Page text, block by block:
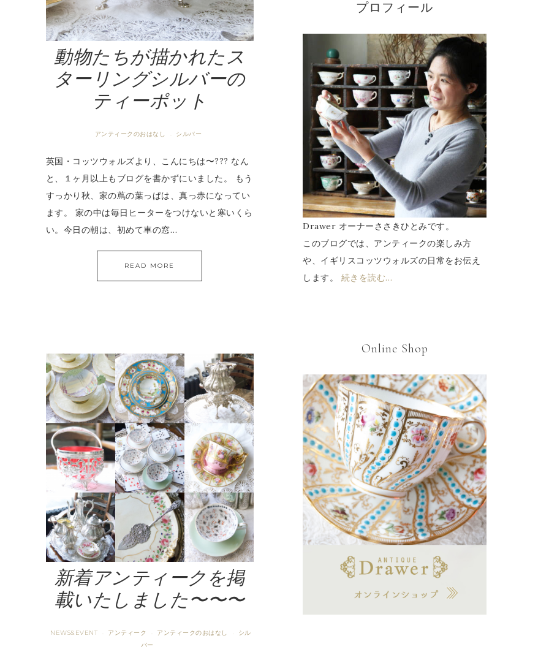
動物たちが描かれたス
ターリングシルバーの
ティーポット
アンティークのおはなし · シルバー
英国・コッツウォルズより、こんにちは〜??? なん
と、１ヶ月以上もブログを書かずにいました。 もう
すっかり秋、家の蔦の葉っぱは、真っ赤になってい
ます。 家の中は毎日ヒーターをつけないと寒いくら
い。今日の朝は、初めて車の窓…
READ MORE
新着アンティークを掲
載いたしました〜〜〜
NEWS&EVENT · アンティーク · アンティークのおはなし ·
シル
バー
プロフィール
Drawer オーナーささきひとみです。
このブログでは、アンティークの楽しみ方
や、イギリスコッツウォルズの日常をお伝え
します。 続きを読む…
Online Shop